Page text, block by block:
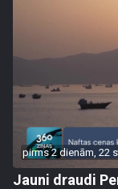
pirms 2 dienām, 22
Jauni draudi